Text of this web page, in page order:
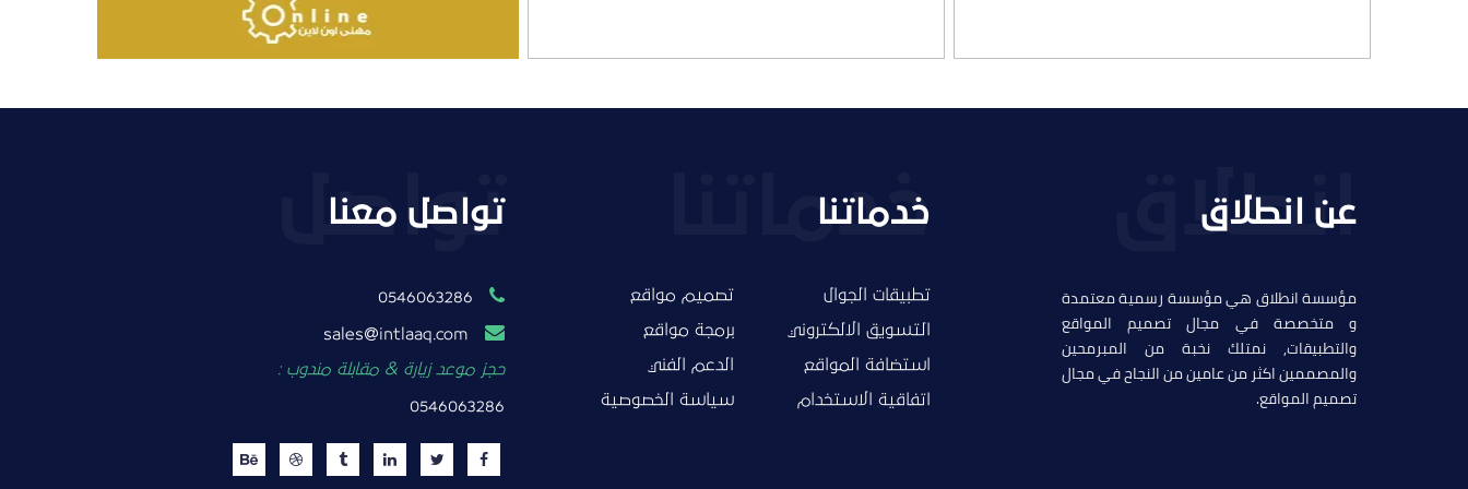
عن انطلاق
مؤسسة انطلاق هي مؤسسة رسمية معتمدة
و متخصصة في مجال تصميم المواقع
والتطبيقات, نمتلك نخبة من المبرمحين
والمصممين اكثر من عامين من النجاح في مجال
تصميم المواقع.
خدماتنا
تطبيقات الجوال تصميم مواقع
التسويق الالكتروني برمجة مواقع
استضافة المواقع الدعم الفني
اتفاقية الاستخدام سياسة الخصوصية
تواصل معنا
0546063286
intlaaq.com
حجز موعد زيارة & مقابلة مندوب :
0546063286